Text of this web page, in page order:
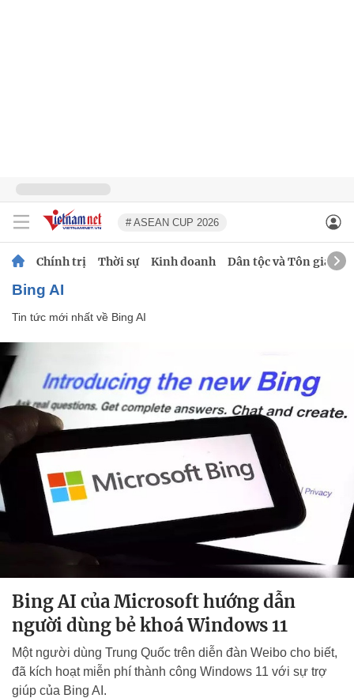
# ASEAN CUP 2026
Chính trị Thời sự Kinh doanh Dân tộc và Tôn giáo
Bing AI
Tin tức mới nhất về Bing AI
Bing AI của Microsoft hướng dẫn
người dùng bẻ khoá Windows 11
Một người dùng Trung Quốc trên diễn đàn Weibo cho biết,
đã kích hoạt miễn phí thành công Windows 11 với sự trợ
giúp của Bing AI.